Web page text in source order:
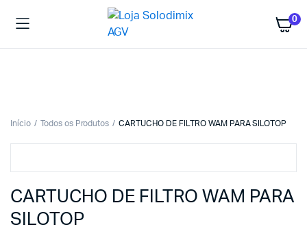
0
Início Todos os Produtos CARTUCHO DE FILTRO WAM PARA SILOTOP
CARTUCHO DE FILTRO WAM PARA
SILOTOP